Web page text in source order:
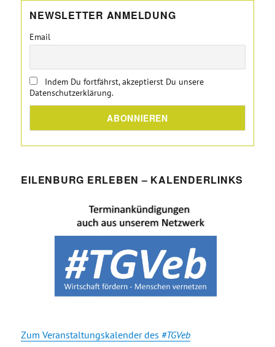
NEWSLETTER ANMELDUNG
Email
Indem Du fortfährst, akzeptierst Du unsere
Datenschutzerklärung.
EILENBURG ERLEBEN – KALENDERLINKS
Zum Veranstaltungskalender des #TGVeb